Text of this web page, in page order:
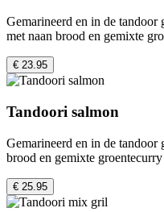
Gemarineerd en in de tandoor
met naan brood en gemixte
€ 23.95
Tandoori salmon
Gemarineerd en in de tandoor
brood en gemixte groentecurry
€ 25.95